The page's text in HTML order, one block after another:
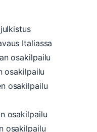
Italiassa
osakilpailu
osakilpailu
osakilpailu
osakilpailu
osakilpailu